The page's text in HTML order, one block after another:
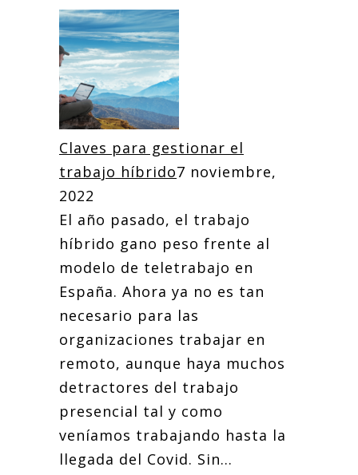
Claves para gestionar el
trabajo híbrido7 noviembre,
2022
El año pasado, el trabajo
híbrido gano peso frente al
modelo de teletrabajo en
España. Ahora ya no es tan
necesario para las
organizaciones trabajar en
remoto, aunque haya muchos
detractores del trabajo
presencial tal y como
veníamos trabajando hasta la
llegada del Covid. Sin...